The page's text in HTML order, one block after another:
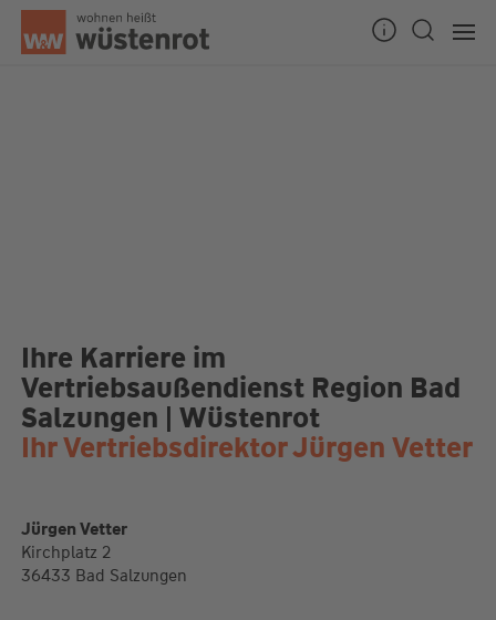
Ihre Karriere im
Vertriebsaußendienst Region Bad
Salzungen | Wüstenrot
Ihr Vertriebsdirektor Jürgen Vetter
Jürgen Vetter
Kirchplatz 2
36433 Bad Salzungen